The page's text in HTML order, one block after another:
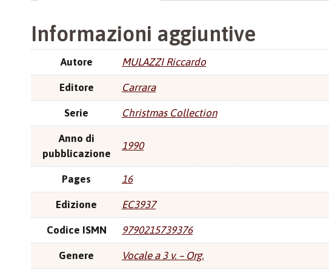
Informazioni aggiuntive
Autore MULAZZI Riccardo
Editore Carrara
Serie Christmas Collection
Anno di
pubblicazione
1990
Pages 16
Edizione EC3937
Codice ISMN 9790215739376
Genere Vocale a 3 v. – Org.